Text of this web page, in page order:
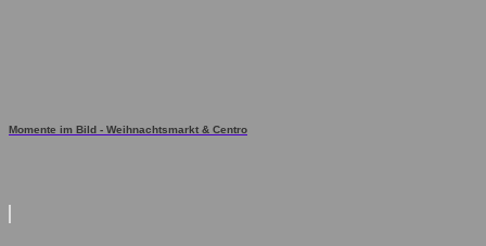
Momente im Bild - Weihnachtsmarkt & Centro